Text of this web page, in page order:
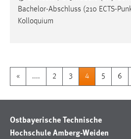
Bachelor-Abschluss (210 ECTS-
Kolloquium
« .... 2 3 4 5 6
Ostbayerische Technische
Hochschule Amberg-Weiden